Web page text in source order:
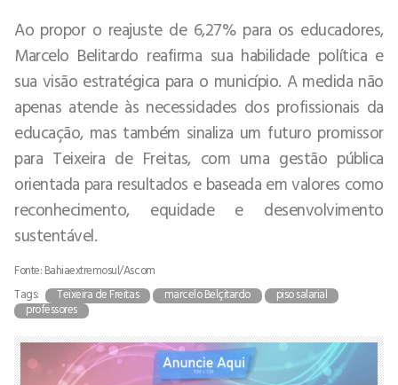
Ao propor o reajuste de 6,27% para os educadores,
Marcelo Belitardo reafirma sua habilidade política e
sua visão estratégica para o município. A medida não
apenas atende às necessidades dos profissionais da
educação, mas também sinaliza um futuro promissor
para Teixeira de Freitas, com uma gestão pública
orientada para resultados e baseada em valores como
reconhecimento, equidade e desenvolvimento
sustentável.
Fonte: Bahiaextremosul/Ascom
Tags:
Teixeira de Freitas marcelo Belçitardo
piso salarial
professores